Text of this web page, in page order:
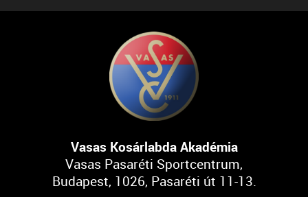
Vasas Kosárlabda Akadémia
Vasas Pasaréti Sportcentrum,
Budapest, 1026, Pasaréti út 11-13.